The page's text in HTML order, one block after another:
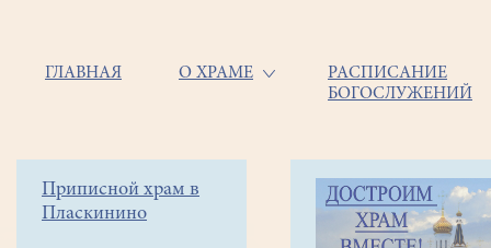
Основная
ГЛАВНАЯ О ХРАМЕ
РАСПИСАНИЕ
БОГОСЛУЖЕНИЙ
Боковое
меню
Приписной храм в
Пласкинино
Строка
навигации
Объявления